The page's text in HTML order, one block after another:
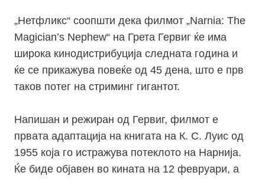
„Нетфликс“ соопшти дека филмот „Narnia: The
Magician’s Nephew“ на Грета Гервиг ќе има
широка кинодистрибуција следната година и
ќе се прикажува повеќе од 45 дена, што е прв
таков потег на стриминг гигантот.
Напишан и режиран од Гервиг, филмот е
првата адаптација на книгата на К. С. Луис од
1955 која го истражува потеклото на Нарнија.
Ќе биде објавен во кината на 12 февруари, а